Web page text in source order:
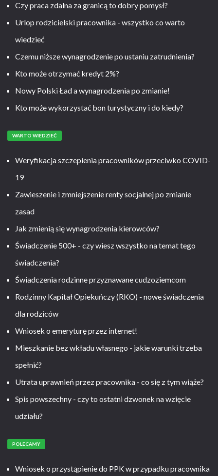
Czy praca zdalna za granicą to dobry pomysł?
Urlop rodzicielski pracownika - wszystko co warto
wiedzieć
Czemu niższe wynagrodzenie po ustaniu zatrudnienia?
Kto może otrzymać kredyt 2%?
Nowy Polski Ład a wynagrodzenia po zmianie!
Kto może wykorzystać bon turystyczny i do kiedy?
WARTO WIEDZIEĆ
Weryfikacja szczepienia pracowników przeciwko COVID-
19
Zawieszenie i zmniejszenie renty socjalnej po zmianie
zasad
Jak zmienią się wynagrodzenia kierowców?
Świadczenie 500+ - czy wiesz wszystko na temat tego
świadczenia?
Świadczenia rodzinne przyznawane cudzoziemcom
Rodzinny Kapitał Opiekuńczy (RKO) - nowe świadczenia
dla rodziców
Wniosek o emeryturę przez internet!
Mieszkanie bez wkładu własnego - jakie warunki trzeba
spełnić?
Utrata uprawnień przez pracownika - co się z tym wiąże?
Spis powszechny - czy to ostatni dzwonek na wzięcie
udziału?
POLECAMY
Wniosek o przystąpienie do PPK w przypadku pracownika